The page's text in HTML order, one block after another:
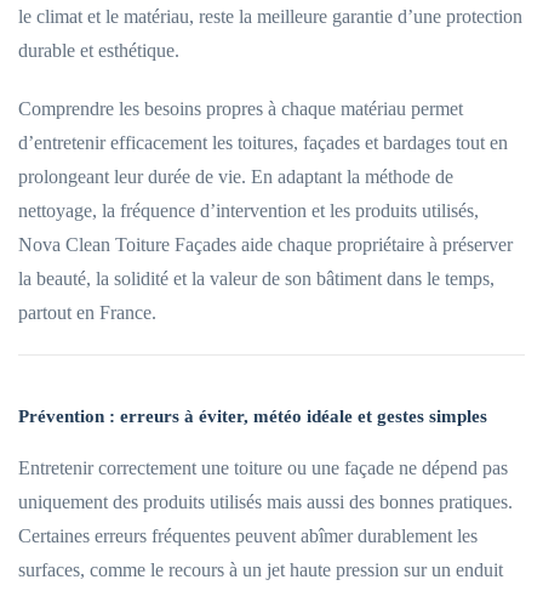
le climat et le matériau, reste la meilleure garantie d’une protection
durable et esthétique.
Comprendre les besoins propres à chaque matériau permet
d’entretenir efficacement les toitures, façades et bardages tout en
prolongeant leur durée de vie. En adaptant la méthode de
nettoyage, la fréquence d’intervention et les produits utilisés,
Nova Clean Toiture Façades aide chaque propriétaire à préserver
la beauté, la solidité et la valeur de son bâtiment dans le temps,
partout en France.
Prévention : erreurs à éviter, météo idéale et gestes simples
Entretenir correctement une toiture ou une façade ne dépend pas
uniquement des produits utilisés mais aussi des bonnes pratiques.
Certaines erreurs fréquentes peuvent abîmer durablement les
surfaces, comme le recours à un jet haute pression sur un enduit